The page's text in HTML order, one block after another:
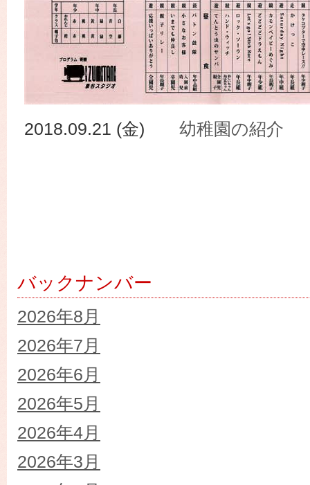
2018.09.21 (金) 幼稚園の紹介
バックナンバー
2026年8月
2026年7月
2026年6月
2026年5月
2026年4月
2026年3月